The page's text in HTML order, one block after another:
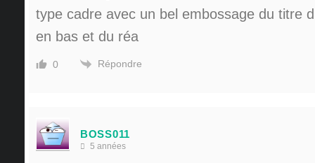
type cadre avec un bel embossage du titre
en bas et du réa
0 Répondre
BOSS011
5 années